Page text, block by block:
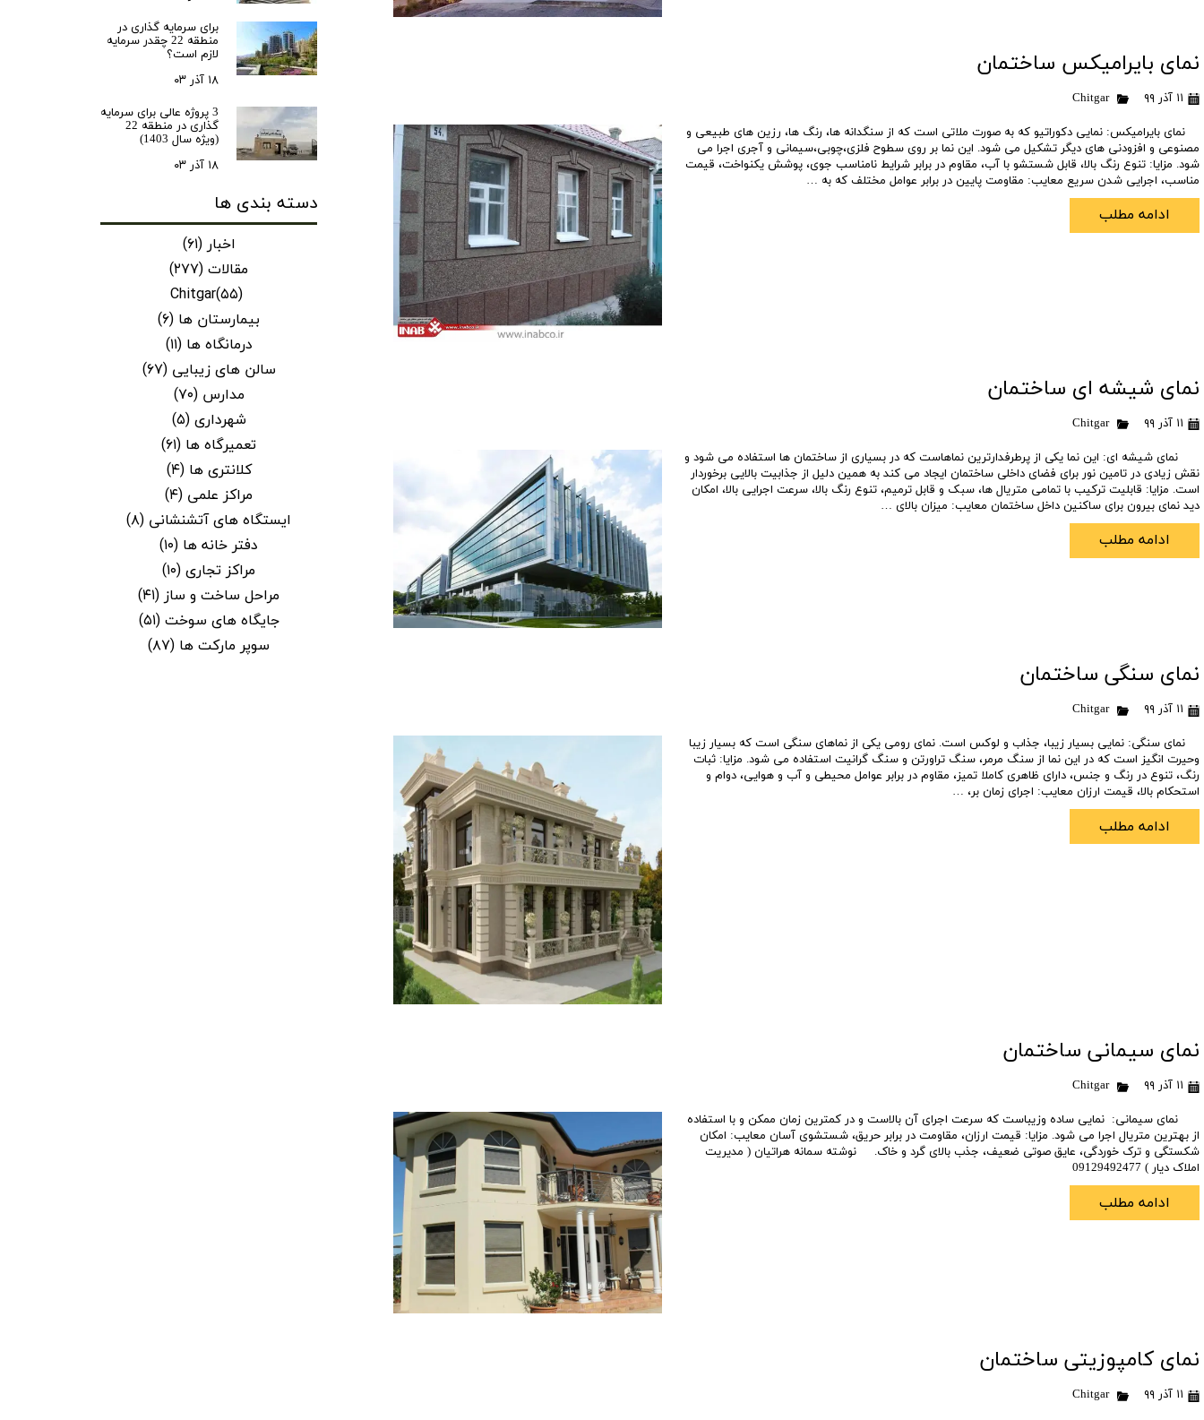
تعاونی همت کاشانه
تعاونی آرین سازه
تعاونی ابنیه همسا
تعاونی آرین ستاره همت غرب
پهنه a شهرک چیتگر (بوستان)
پهنه b شهرک چیتگر (سروستان)
پهنه c شهرک چیتگر (پارت 1)
پهنه c شهرک چیتگر (پارت 2)
پهنه e شهرک چیتگر( گلستان )
پروژه های بتاجا
اخبار پروژه چیتگر
بهترین پهنه چیتگر
تعاونی مدیران شهرداری( منابع انسانی)
نمای بایرامیکس ساختمان
۱۱ آذر ۹۹ Chitgar
نمای بایرامیکس: نمایی دکوراتیو که به صورت ملاتی است که از سنگدانه ها، رنگ ها، رزین های طبیعی و
مصنوعی و افزودنی های دیگر تشکیل می شود. این نما بر روی سطوح فلزی،چوبی،سیمانی و آجری اجرا می
شود. مزایا: تنوع رنگ بالا، قابل شستشو با آب، مقاوم در برابر شرایط نامناسب جوی، پوشش یکنواخت، قیمت
مناسب، اجرایی شدن سریع معایب: مقاومت پایین در برابر عوامل مختلف که به …
ادامه مطلب
نمای شیشه ای ساختمان
۱۱ آذر ۹۹ Chitgar
نمای شیشه ای: این نما یکی از پرطرفدارترین نماهاست که در بسیاری از ساختمان ها استفاده می شود و
نقش زیادی در تامین نور برای فضای داخلی ساختمان ایجاد می کند به همین دلیل از جذابیت بالایی برخوردار
است. مزایا: قابلیت ترکیب با تمامی متریال ها، سبک و قابل ترمیم، تنوع رنگ بالا، سرعت اجرایی بالا، امکان
دید نمای بیرون برای ساکنین داخل ساختمان معایب: میزان بالای …
ادامه مطلب
نمای سنگی ساختمان
۱۱ آذر ۹۹ Chitgar
نمای سنگی: نمایی بسیار زیبا، جذاب و لوکس است. نمای رومی یکی از نماهای سنگی است که بسیار زیبا
وحیرت انگیز است که در این نما از سنگ مرمر، سنگ تراورتن و سنگ گرانیت استفاده می شود. مزایا: ثبات
رنگ، تنوع در رنگ و جنس، دارای ظاهری کاملا تمیز، مقاوم در برابر عوامل محیطی و آب و هوایی، دوام و
استحکام بالا، قیمت ارزان معایب: اجرای زمان بر، …
ادامه مطلب
نمای سیمانی ساختمان
۱۱ آذر ۹۹ Chitgar
نمای سیمانی: نمایی ساده وزیباست که سرعت اجرای آن بالاست و در کمترین زمان ممکن و با استفاده
از بهترین متریال اجرا می شود. مزایا: قیمت ارزان، مقاومت در برابر حریق، شستشوی آسان معایب: امکان
شکستگی و ترک خوردگی، عایق صوتی ضعیف، جذب بالای گرد و خاک. نوشته سمانه هراتیان ( مدیریت
املاک دیار ) 09129492477
ادامه مطلب
نمای کامپوزیتی ساختمان
۱۱ آذر ۹۹ Chitgar
برای سرمایه‌ گذاری در
منطقه 22 چقدر سرمایه
لازم است؟
۱۸ آذر ۰۳
3 پروژه عالی برای سرمایه
گذاری در منطقه 22
(ویژه سال 1403)
۱۸ آذر ۰۳
دسته بندی ها
اخبار (۶۱)
مقالات(۲۷۷)
Chitgar(۵۵)
بیمارستان ها (۶)
درمانگاه ها (۱۱)
سالن های زیبایی (۶۷)
مدارس (۷۰)
شهرداری(۵)
تعمیرگاه ها (۶۱)
کلانتری ها (۴)
مراکز علمی (۴)
ایستگاه های آتشنشانی (۸)
دفتر خانه ها (۱۰)
مراکز تجاری(۱۰)
مراحل ساخت و ساز (۴۱)
جایگاه های سوخت(۵۱)
سوپر مارکت ها (۸۷)